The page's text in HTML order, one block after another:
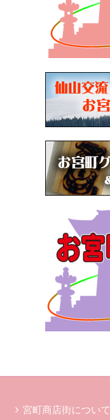
宮町商店街について